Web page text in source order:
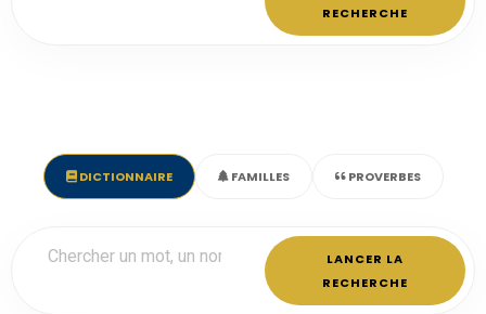
RECHERCHE
DICTIONNAIRE FAMILLES PROVERBES
LANCER LA
RECHERCHE